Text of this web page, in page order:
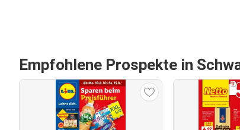
Empfohlene Prospekte in